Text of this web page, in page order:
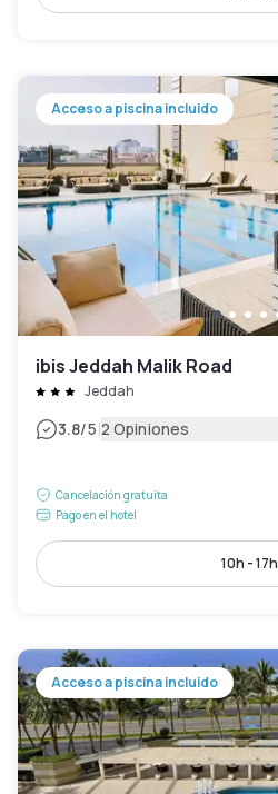
Acceso a piscina incluido
ibis Jeddah Malik Road
Jeddah
3.8/5|2 Opiniones
Cancelación gratuita
Pago en el hotel
10h - 17h
Acceso a piscina incluido